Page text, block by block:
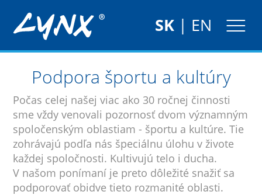
SK| EN
Podpora športu a kultúry
Počas celej našej viac ako 30 ročnej činnosti
sme vždy venovali pozornosť dvom významným
spoločenským oblastiam - športu a kultúre. Tie
zohrávajú podľa nás špeciálnu úlohu v živote
každej spoločnosti. Kultivujú telo i ducha.
V našom ponímaní je preto dôležité snažiť sa
podporovať obidve tieto rozmanité oblasti.